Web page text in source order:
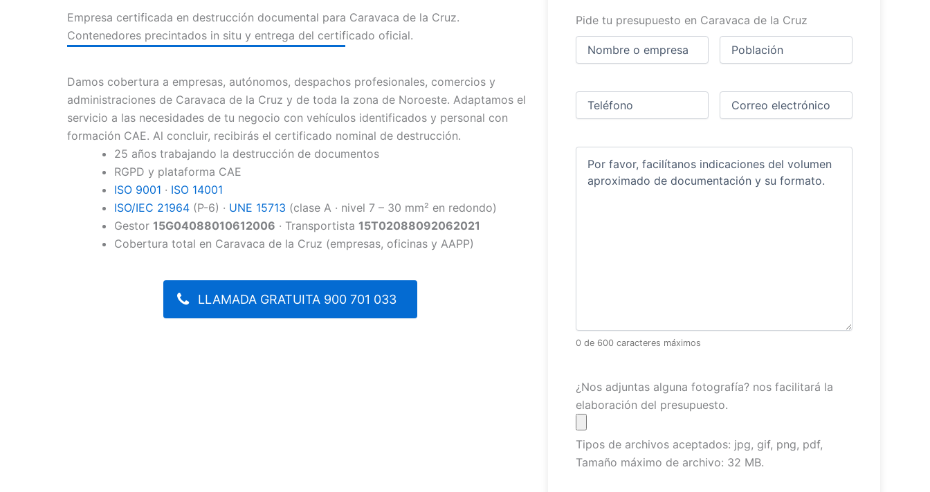
Empresa certificada en destrucción documental para Caravaca de la Cruz.
Contenedores precintados in situ y entrega del certificado oficial.
Damos cobertura a empresas, autónomos, despachos profesionales, comercios y
administraciones de Caravaca de la Cruz y de toda la zona de Noroeste. Adaptamos el
servicio a las necesidades de tu negocio con vehículos identificados y personal con
formación CAE. Al concluir, recibirás el certificado nominal de destrucción.
25 años trabajando la destrucción de documentos
RGPD y plataforma CAE
ISO 9001 · ISO 14001
ISO/IEC 21964 (P-6) · UNE 15713 (clase A · nivel 7 – 30 mm² en redondo)
Gestor 15G04088010612006 · Transportista 15T02088092062021
Cobertura total en Caravaca de la Cruz (empresas, oficinas y AAPP)
LLAMADA GRATUITA 900 701 033
Pide tu presupuesto en Caravaca de la Cruz
Nombre
Ciudad
Teléfono
Correo
electrónico (Obligatorio)
Comentarios
0 de 600 caracteres máximos
Archivo
¿Nos adjuntas alguna fotografía? nos facilitará la
elaboración del presupuesto.
Tipos de archivos aceptados: jpg, gif, png, pdf,
Tamaño máximo de archivo: 32 MB.